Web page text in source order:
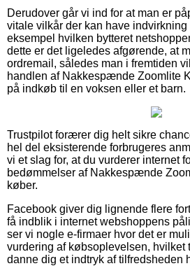
Derudover går vi ind for at man er
vitale vilkår der kan have
eksempel hvilken bytteret
dette er det ligeledes afgørende, at
ordremail, således man i fremtiden
handlen af Nakkespænde Zoomlite
på indkøb til en voksen eller et barn.
Trustpilot forærer dig helt sikre
hel del eksisterende forbrugeres
vi et slag for, at du vurderer internet
bedømmelser af Nakkespænde
køber.
Facebook giver dig lignende flere
få indblik i internet webshoppens
ser vi nogle e-firmaer hvor det er
vurdering af købsoplevelsen, hvilket
danne dig et indtryk af tilfredsheden